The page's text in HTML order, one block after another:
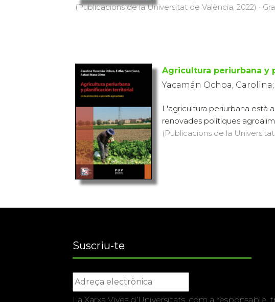
(Publicacions de la Universitat de València, 2022) ·
Agricultura periurbana y
Yacamán Ochoa,
L'agricultura periurbana està
renovades polítiques
(Publicacions de la Universitat
Suscriu-te
La Xarxa Vives d’Universitats, com a responsable,